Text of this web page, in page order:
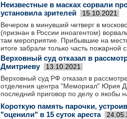
Неизвестные в масках сорвали
установила зрителей
15.10.2021
Вечером в минувший четверг в
(признан в России иноагентом)
там мероприятие. Прибывшие на
итоге забрали только часть пожарной
Верховный суд отказал в
Дмитриеву
13.10.2021
Верховный суд РФ отказал в
отделения центра "Мемориал" Юрия
последний приговор по делу о якобы
Короткую память парочки,
"оценили" в 15 суток ареста